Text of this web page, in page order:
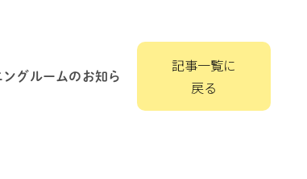
グルームのお知ら
記事一覧に
戻る